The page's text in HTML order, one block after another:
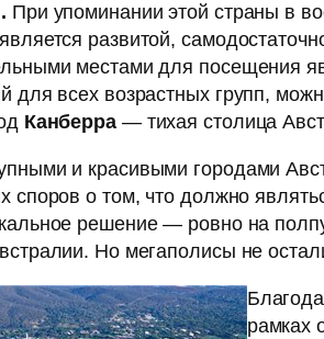
При упоминании этой страны в
развитой,
местами для посещения
для всех возрастных групп,
Канберра— тихая столица
и красивыми городами
споров о том, что должно
решение — ровно на
Но мегаполисы не
рамках